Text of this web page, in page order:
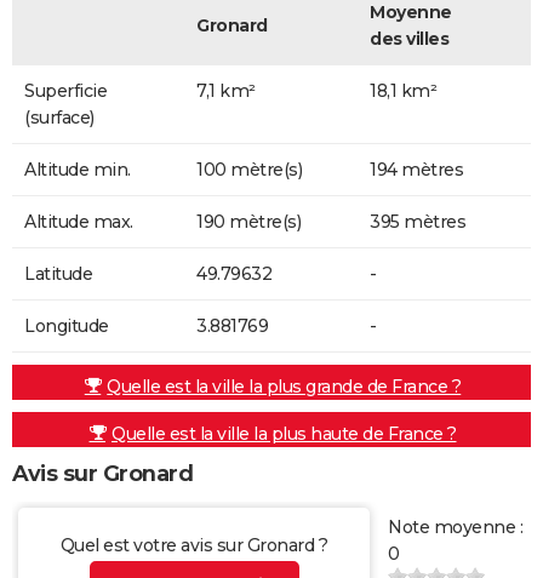
Gronard
Moyenne
des villes
Superficie
(surface)
7,1 km² 18,1 km²
Altitude min. 100 mètre(s) 194 mètres
Altitude max. 190 mètre(s) 395 mètres
Latitude 49.79632 -
Longitude 3.881769 -
Quelle est la ville la plus grande de France ?
Quelle est la ville la plus haute de France ?
Avis sur Gronard
Quel est votre avis sur Gronard ?
Note moyenne :
0